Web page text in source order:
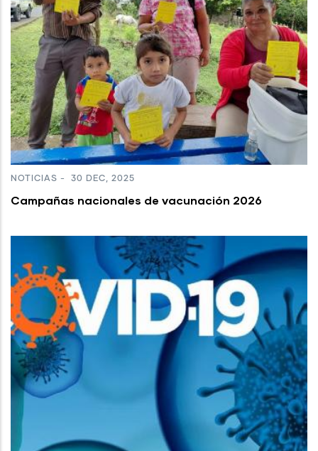
NOTICIAS - 30 DEC, 2025
Campañas nacionales de vacunación 2026